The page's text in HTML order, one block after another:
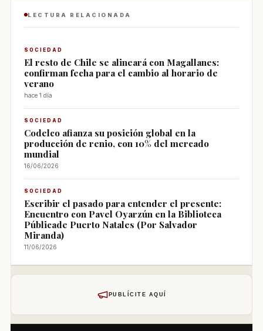
LECTURA RELACIONADA
SOCIEDAD
El resto de Chile se alineará con Magallanes:
confirman fecha para el cambio al horario de
verano
hace 1 día
SOCIEDAD
Codelco afianza su posición global en la
producción de renio, con 10% del mercado
mundial
16/06/2026
SOCIEDAD
Escribir el pasado para entender el presente:
Encuentro con Pavel Oyarzún en la Biblioteca
Públicade Puerto Natales (Por Salvador
Miranda)
11/06/2026
PUBLÍCITE AQUÍ